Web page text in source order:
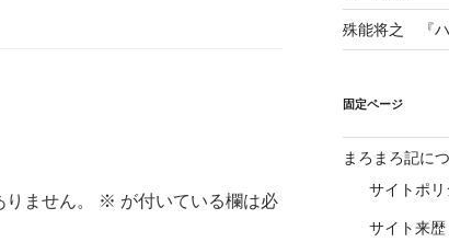
ません。 ※ が付いている欄は必
殊能将之 『
固定ページ
まろまろ記に
サイトポリ
サイト来歴